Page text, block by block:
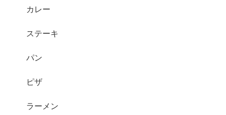
カレー
ステーキ
パン
ピザ
ラーメン